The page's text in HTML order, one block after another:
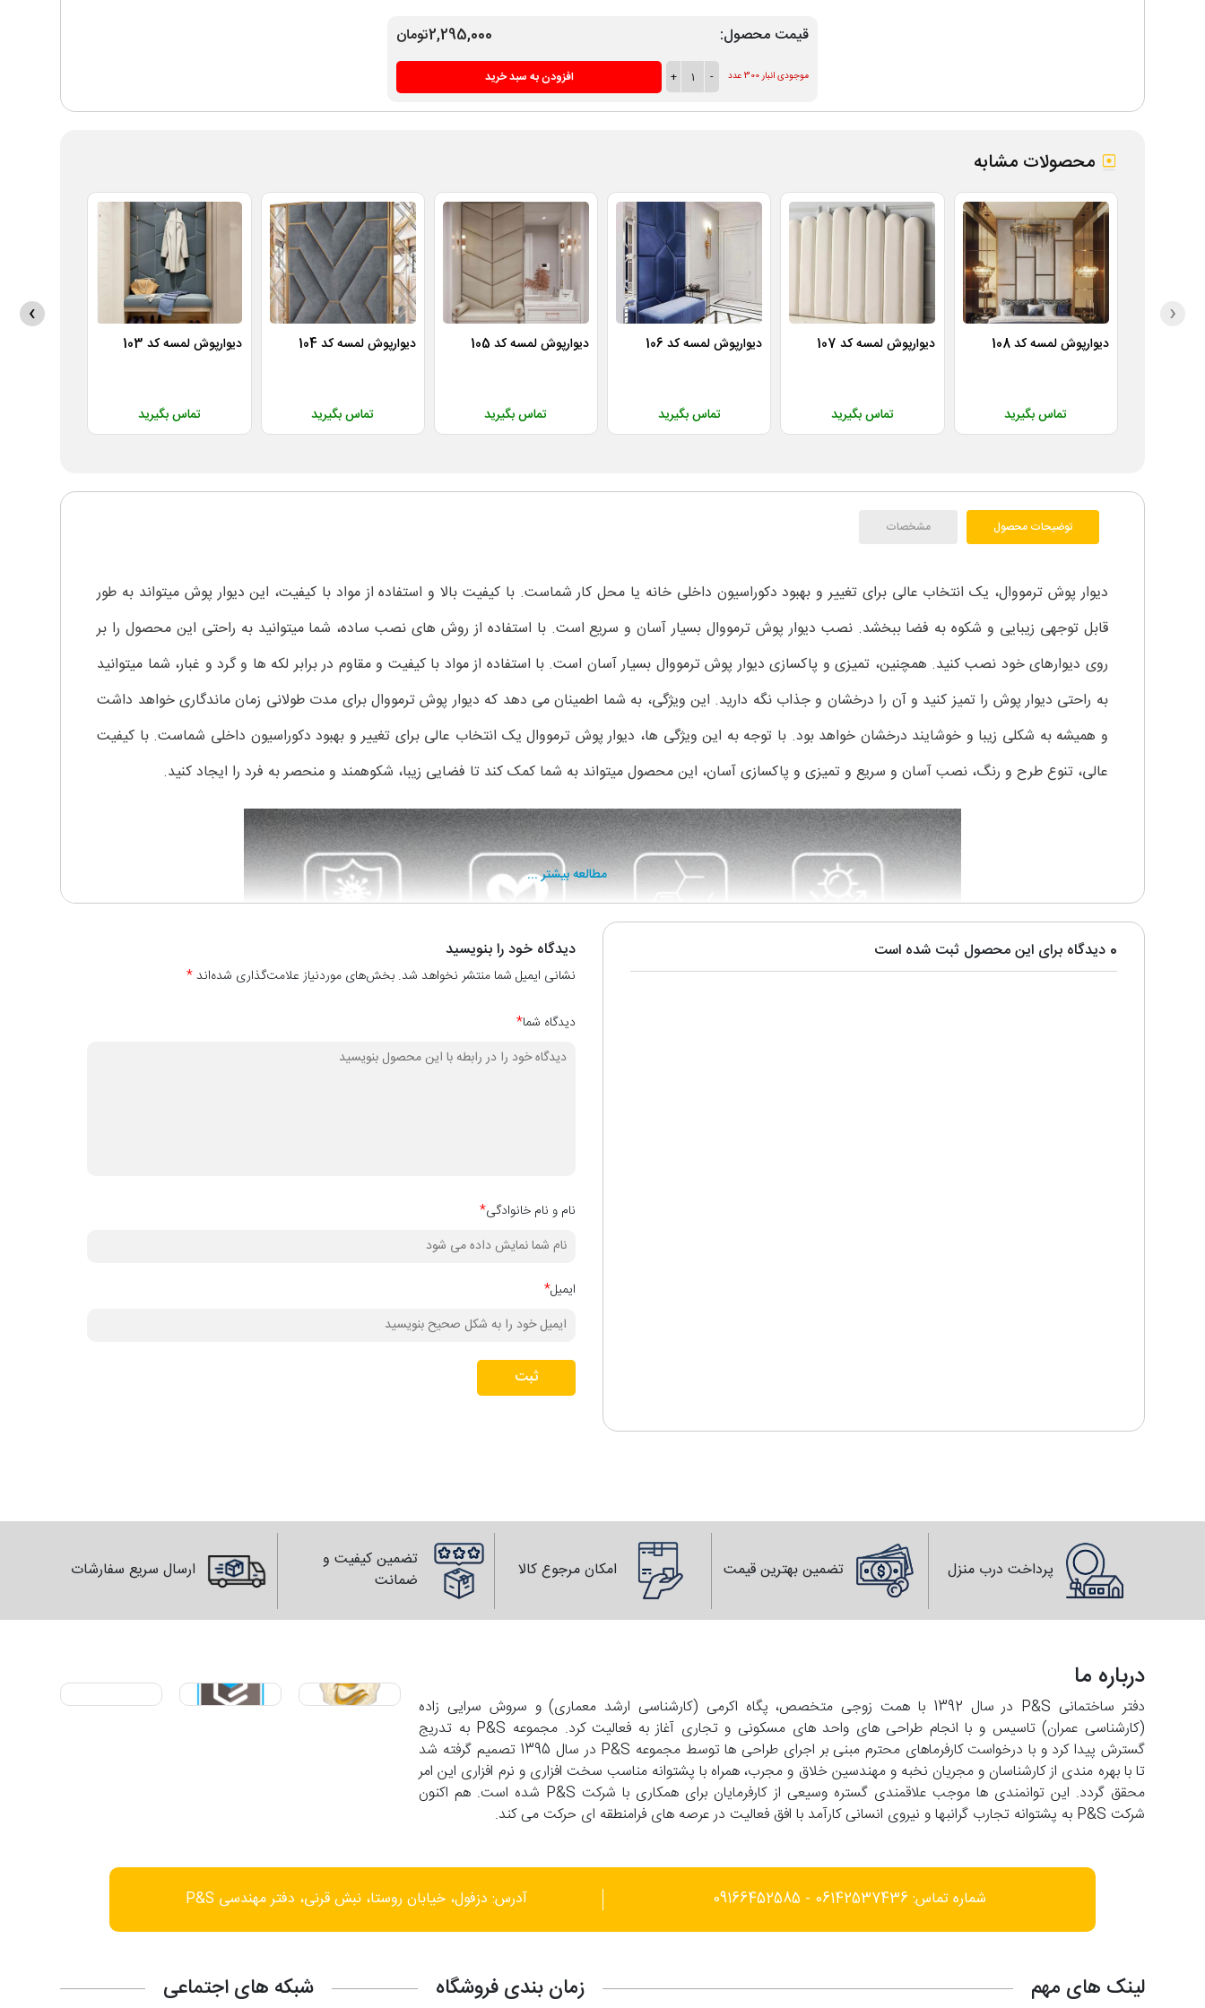
قیمت محصول: 2,295,000تومان
موجودی انبار 300 عدد -
1
+ افزودن به سبد خرید
محصولات مشابه
دیوارپوش لمسه کد 108
تماس بگیرید
دیوارپوش لمسه کد 107
تماس بگیرید
دیوارپوش لمسه کد 106
تماس بگیرید
دیوارپوش لمسه کد 105
تماس بگیرید
دیوارپوش لمسه کد 104
تماس بگیرید
دیوارپوش لمسه کد 103
تماس بگیرید
‹
›
توضیحات محصول مشخصات
دیوار پوش ترمووال، یک انتخاب عالی برای تغییر و بهبود دکوراسیون داخلی خانه یا محل کار شماست. با کیفیت بالا و استفاده از مواد با کیفیت، این دیوار پوش میتواند به طور
قابل توجهی زیبایی و شکوه به فضا ببخشد. نصب دیوار پوش ترمووال بسیار آسان و سریع است. با استفاده از روش های نصب ساده، شما میتوانید به راحتی این محصول را بر
روی دیوارهای خود نصب کنید. همچنین، تمیزی و پاکسازی دیوار پوش ترمووال بسیار آسان است. با استفاده از مواد با کیفیت و مقاوم در برابر لکه ها و گرد و غبار، شما میتوانید
به راحتی دیوار پوش را تمیز کنید و آن را درخشان و جذاب نگه دارید. این ویژگی، به شما اطمینان می دهد که دیوار پوش ترمووال برای مدت طولانی زمان ماندگاری خواهد داشت
و همیشه به شکلی زیبا و خوشایند درخشان خواهد بود. با توجه به این ویژگی ها، دیوار پوش ترمووال یک انتخاب عالی برای تغییر و بهبود دکوراسیون داخلی شماست. با کیفیت
عالی، تنوع طرح و رنگ، نصب آسان و سریع و تمیزی و پاکسازی آسان، این محصول میتواند به شما کمک کند تا فضایی زیبا، شکوهمند و منحصر به فرد را ایجاد کنید.
مطالعه بیشتر ...
0 دیدگاه برای این محصول ثبت شده است دیدگاه خود را بنویسید
نشانی ایمیل شما منتشر نخواهد شد. بخش‌های موردنیاز علامت‌گذاری شده‌اند*
دیدگاه شما*
نام و نام خانوادگی*
ایمیل*
ثبت
پرداخت درب منزل تضمین بهترین قیمت امکان مرجوع کالا
تضمین کیفیت و
ضمانت
ارسال سریع سفارشات
درباره ما
دفتر ساختمانی P&S در سال 1392 با همت زوجی متخصص، پگاه اکرمی (کارشناسی ارشد معماری) و سروش سرایی زاده
(کارشناسی عمران) تاسیس و با انجام طراحی های واحد های مسکونی و تجاری آغاز به فعالیت کرد. مجموعه P&S به تدریج
گسترش پیدا کرد و با درخواست کارفرماهای محترم مبنی بر اجرای طراحی ها توسط مجموعه P&S در سال 1395 تصمیم گرفته شد
تا با بهره مندی از کارشناسان و مجریان نخبه و مهندسین خلاق و مجرب، همراه با پشتوانه مناسب سخت افزاری و نرم افزاری این امر
محقق گردد. این توانمندی ها موجب علاقمندی گستره وسیعی از کارفرمایان برای همکاری با شرکت P&S شده است. هم اکنون
شرکت P&S به پشتوانه تجارب گرانبها و نیروی انسانی کارآمد با افق فعالیت در عرصه های فرامنطقه ای حرکت می کند.
شماره تماس: 06142537436 - 09166452585 آدرس: دزفول، خیابان روستا، نبش قرنی، دفتر مهندسی P&S
لینک های مهم زمان بندی فروشگاه شبکه های اجتماعی